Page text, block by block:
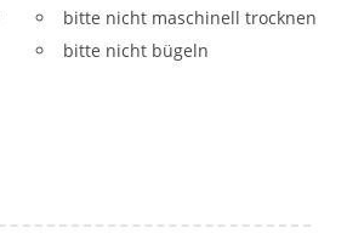
bitte nicht maschinell trocknen
bitte nicht bügeln